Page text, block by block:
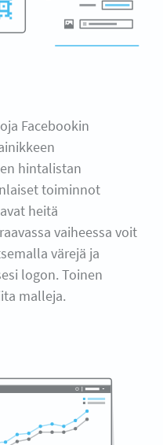
Facebookin
hintalistan
toiminnot
heitä
vaiheessa voit
värejä ja
logon. Toinen
malleja.